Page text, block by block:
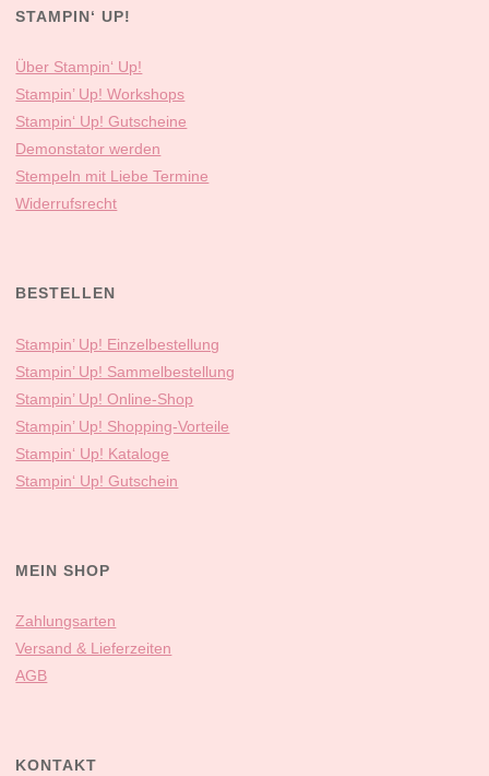
STAMPIN‘ UP!
Über Stampin‘ Up!
Stampin’ Up! Workshops
Stampin‘ Up! Gutscheine
Demonstator werden
Stempeln mit Liebe Termine
Widerrufsrecht
BESTELLEN
Stampin’ Up! Einzelbestellung
Stampin’ Up! Sammelbestellung
Stampin’ Up! Online-Shop
Stampin’ Up! Shopping-Vorteile
Stampin‘ Up! Kataloge
Stampin‘ Up! Gutschein
MEIN SHOP
Zahlungsarten
Versand & Lieferzeiten
AGB
KONTAKT